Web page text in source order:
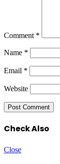
Comment *
Name *
Email *
Website
Check Also
Close